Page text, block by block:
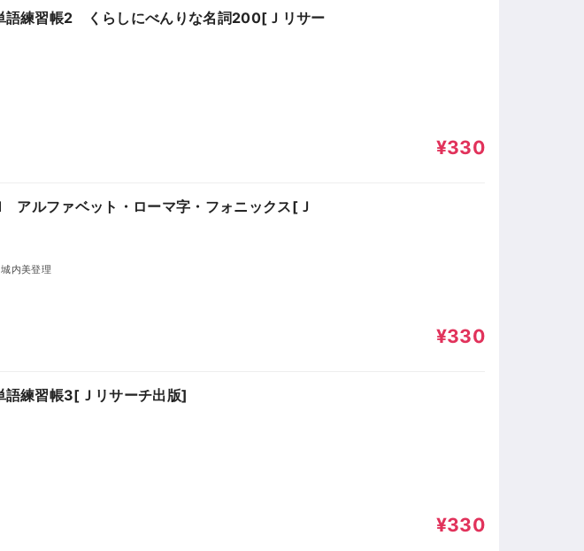
語練習帳2 くらしにべんりな名詞200[Ｊリサー
¥330
アルファベット・ローマ字・フォニックス[Ｊ
内美登理
¥330
語練習帳3[Ｊリサーチ出版]
¥330